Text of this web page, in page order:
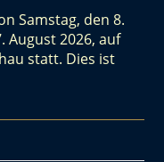
Samstag, den 8.
August 2026, auf
statt. Dies ist